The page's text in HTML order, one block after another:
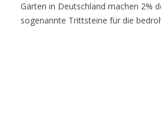
Gärten in Deutschland machen 2%
sogenannte Trittsteine für die